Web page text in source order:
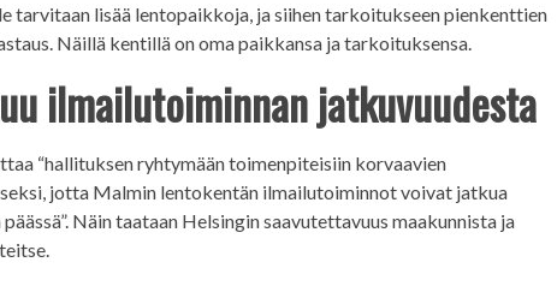
tarvitaan lisää lentopaikkoja, ja siihen tarkoitukseen pienkenttien
Näillä kentillä on oma paikkansa ja tarkoituksensa.
ilmailutoiminnan jatkuvuudesta
“hallituksen ryhtymään toimenpiteisiin korvaavien
jotta Malmin lentokentän ilmailutoiminnot voivat jatkua
Näin taataan Helsingin saavutettavuus maakunnista ja